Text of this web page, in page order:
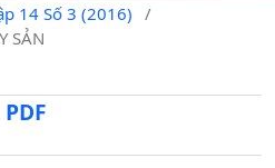
14 Số 3 (2016)
/
SẢN
PDF